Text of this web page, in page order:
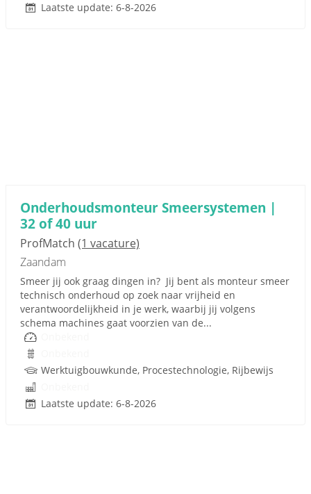
Laatste update: 6-8-2026
Onderhoudsmonteur Smeersystemen |
32 of 40 uur
ProfMatch (1 vacature)
Zaandam
Smeer jij ook graag dingen in? Jij bent als monteur smeer
technisch onderhoud op zoek naar vrijheid en
verantwoordelijkheid in je werk, waarbij jij volgens
schema machines gaat voorzien van de...
Werktuigbouwkunde, Procestechnologie, Rijbewijs
Laatste update: 6-8-2026